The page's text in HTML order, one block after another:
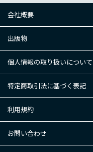
会社概要
出版物
個人情報の取り扱いについて
特定商取引法に基づく表記
利用規約
お問い合わせ